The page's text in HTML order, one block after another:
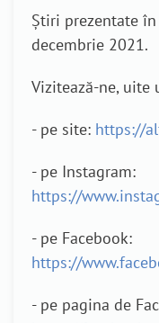
Știri prezentate în
decembrie 2021.
Vizitează-ne, uite
- pe site: https://
- pe Instagram:
https://
- pe Facebook:
https://
- pe pagina de